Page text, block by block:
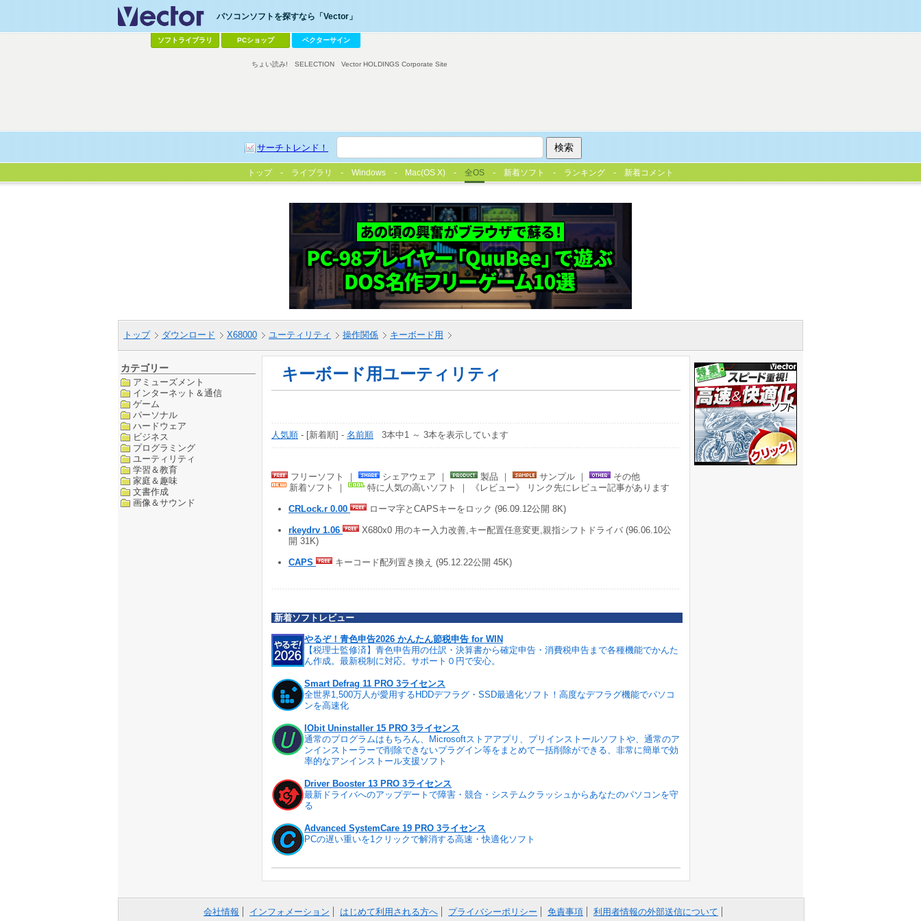
パソコンソフトを探すなら「Vector」
ソフトライブラリ PCショップ ベクターサイン
サーチトレンド！
ちょい読み! SELECTION Vector HOLDINGS Corporate Site
トップ ライブラリ Windows Mac(OS X) 全OS 新着ソフト ランキング 新着コメント
トップ ダウンロード X68000 ユーティリティ 操作関係 キーボード用
カテゴリー
アミューズメント
インターネット＆通信
ゲーム
パーソナル
ハードウェア
ビジネス
プログラミング
ユーティリティ
学習＆教育
家庭＆趣味
文書作成
画像＆サウンド
キーボード用ユーティリティ
人気順 - [新着順] - 名前順 3本中1 ～ 3本を表示しています
フリーソフト ｜ シェアウェア ｜ 製品 ｜ サンプル ｜
その他
新着ソフト ｜
特に人気の高いソフト ｜ 《レビュー》 リンク先にレビュー記事があります
CRLock.r 0.00 ローマ字とCAPSキーをロック (96.09.12公開 8K)
rkeydrv 1.06
X680x0 用のキー入力改善,キー配置任意変更,親指シフトドライバ (96.06.10公
開 31K)
CAPS キーコード配列置き換え (95.12.22公開 45K)
新着ソフトレビュー
やるぞ！青色申告2026 かんたん節税申告 for WIN
【税理士監修済】青色申告用の仕訳・決算書から確定申告・消費税申告まで各種機能でかんた
ん作成。最新税制に対応。サポート０円で安心。
Smart Defrag 11 PRO 3ライセンス
全世界1,500万人が愛用するHDDデフラグ・SSD最適化ソフト！高度なデフラグ機能でパソコ
ンを高速化
IObit Uninstaller 15 PRO 3ライセンス
通常のプログラムはもちろん、Microsoftストアアプリ、プリインストールソフトや、通常のア
ンインストーラーで削除できないプラグイン等をまとめて一括削除ができる、非常に簡単で効
率的なアンインストール支援ソフト
Driver Booster 13 PRO 3ライセンス
最新ドライバへのアップデートで障害・競合・システムクラッシュからあなたのパソコンを守
る
Advanced SystemCare 19 PRO 3ライセンス
PCの遅い重いを1クリックで解消する高速・快適化ソフト
会社情報 インフォメーション はじめて利用される方へ プライバシーポリシー 免責事項 利用者情報の外部送信について